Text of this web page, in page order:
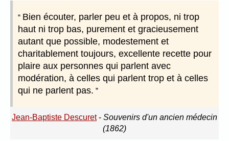
Bien écouter, parler peu et à propos, ni trop
haut ni trop bas, purement et gracieusement
autant que possible, modestement et
charitablement toujours, excellente recette pour
plaire aux personnes qui parlent avec
modération, à celles qui parlent trop et à celles
qui ne parlent pas.
Jean-Baptiste Descuret- Souvenirs d'un ancien médecin
(1862)